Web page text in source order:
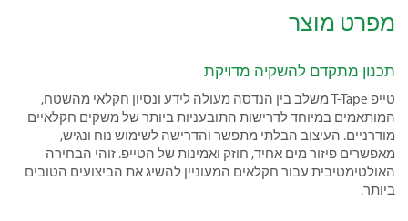
מפרט מוצר
תכנון מתקדם להשקיה מדויקת
טייפ T-Tape משלב בין הנדסה מעולה לידע ונסיון חקלאי מהשטח,
המותאמים במיוחד לדרישות התובעניות ביותר של משקים חקלאיים
מודרניים. העיצוב הבלתי מתפשר והדרישה לשימוש נוח ונגיש,
מאפשרים פיזור מים אחיד, חוזק ואמינות של הטייפ. זוהי הבחירה
האולטימטיבית עבור חקלאים המעוניין להשיג את הביצועים הטובים
ביותר.